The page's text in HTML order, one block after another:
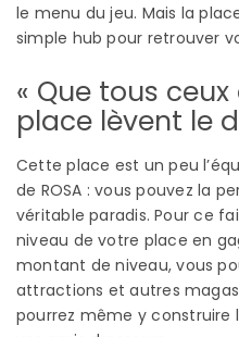
le menu du jeu. Mais la
simple hub pour retrouver
« Que tous
place lèvent le
Cette place est un peu
de ROSA : vous pouvez la
véritable paradis. Pour ce
niveau de votre place en
montant de niveau, vous
attractions et autres
pourrez même y construire